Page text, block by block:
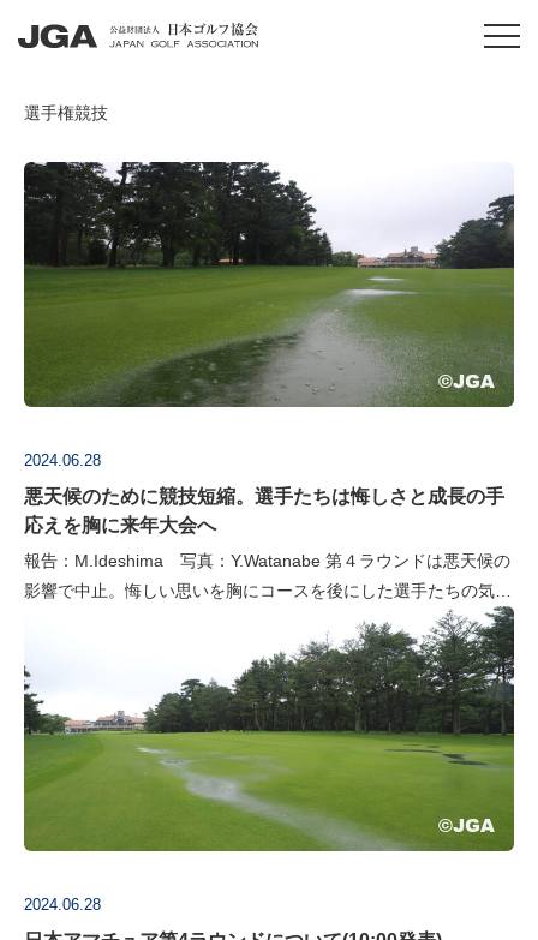
選手権競技
2024.06.28
悪天候のために競技短縮。選手たちは悔しさと成長の手
応えを胸に来年大会へ
報告：M.Ideshima 写真：Y.Watanabe 第４ラウンドは悪天候の
影響で中止。悔しい思いを胸にコースを後にした選手たちの気持
ちを聞いた。 首位とは１打差の３位で迎えた外岩戸晟士は「素
2024.06.28